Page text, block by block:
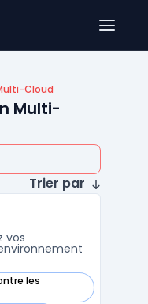
Cloud
Multi-
Trier par
vos
les